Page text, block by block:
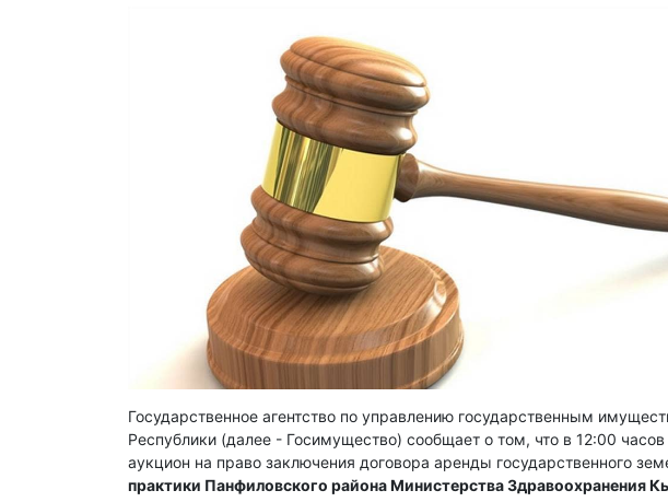
Государственное агентство по управлению государственным
Республики (далее - Госимущество) сообщает о том, что в 12:00
аукцион на право заключения договора аренды государственного
практики Панфиловского района Министерства Здравоохранения